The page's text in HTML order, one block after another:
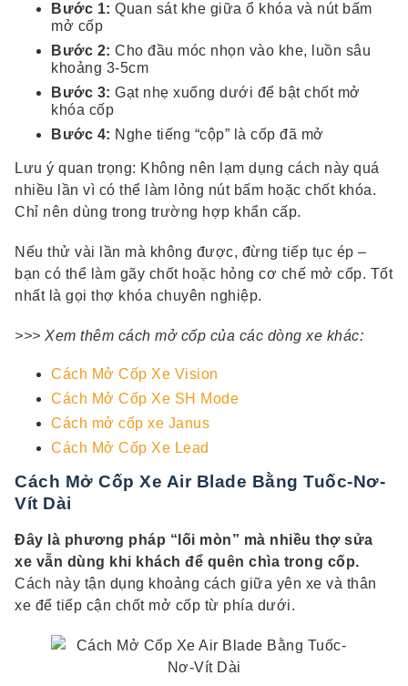
Bước 1: Quan sát khe giữa ổ khóa và nút bấm
mở cốp
Bước 2: Cho đầu móc nhọn vào khe, luồn sâu
khoảng 3-5cm
Bước 3: Gạt nhẹ xuống dưới để bật chốt mở
khóa cốp
Bước 4: Nghe tiếng “cộp” là cốp đã mở
Lưu ý quan trọng: Không nên lạm dụng cách này quá
nhiều lần vì có thể làm lỏng nút bấm hoặc chốt khóa.
Chỉ nên dùng trong trường hợp khẩn cấp.
Nếu thử vài lần mà không được, đừng tiếp tục ép –
bạn có thể làm gãy chốt hoặc hỏng cơ chế mở cốp. Tốt
nhất là gọi thợ khóa chuyên nghiệp.
>>> Xem thêm cách mở cốp của các dòng xe khác:
Cách Mở Cốp Xe Vision
Cách Mở Cốp Xe SH Mode
Cách mở cốp xe Janus
Cách Mở Cốp Xe Lead
Cách Mở Cốp Xe Air Blade Bằng Tuốc-Nơ-
Vít Dài
Đây là phương pháp “lối mòn” mà nhiều thợ sửa
xe vẫn dùng khi khách để quên chìa trong cốp.
Cách này tận dụng khoảng cách giữa yên xe và thân
xe để tiếp cận chốt mở cốp từ phía dưới.